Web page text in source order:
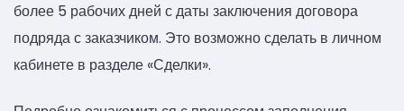
более 5 рабочих дней с даты заключения договора
подряда с заказчиком. Это возможно сделать в личном
кабинете в разделе «Сделки».